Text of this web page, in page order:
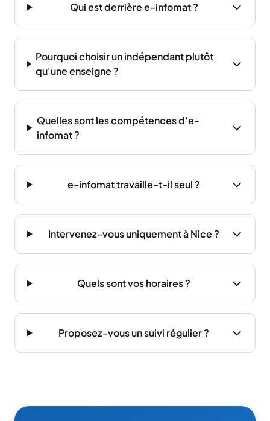
Qui est derrière e-infomat ?
Pourquoi choisir un indépendant plutôt
qu'une enseigne ?
Quelles sont les compétences d'e-
infomat ?
e-infomat travaille-t-il seul ?
Intervenez-vous uniquement à Nice ?
Quels sont vos horaires ?
Proposez-vous un suivi régulier ?